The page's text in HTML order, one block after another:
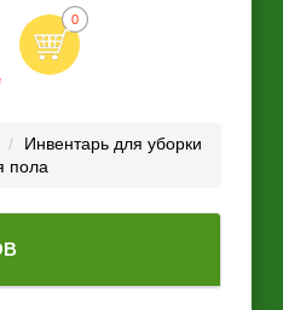
Инвентарь для уборки
пола